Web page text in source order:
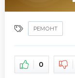
РЕМОНТ
0